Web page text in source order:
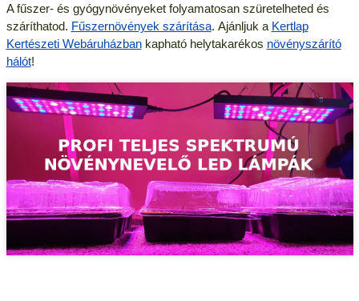
A fűszer- és gyógynövényeket folyamatosan szüretelheted és
száríthatod. Fűszernövények szárítása. Ajánljuk a Kertlap
Kertészeti Webáruházbankapható helytakarékos növényszárító
hálót!